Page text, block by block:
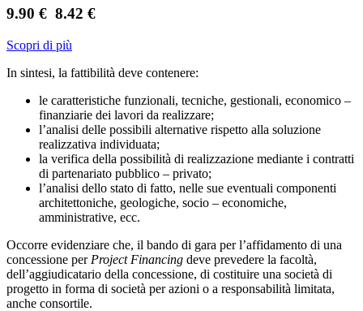
9.90 € 8.42 €
Scopri di più
In sintesi, la fattibilità deve contenere:
le caratteristiche funzionali, tecniche, gestionali, economico –
finanziarie dei lavori da realizzare;
l’analisi delle possibili alternative rispetto alla soluzione
realizzativa individuata;
la verifica della possibilità di realizzazione mediante i contratti
di partenariato pubblico – privato;
l’analisi dello stato di fatto, nelle sue eventuali componenti
architettoniche, geologiche, socio – economiche,
amministrative, ecc.
Occorre evidenziare che, il bando di gara per l’affidamento di una
concessione per Project Financing deve prevedere la facoltà,
dell’aggiudicatario della concessione, di costituire una società di
progetto in forma di società per azioni o a responsabilità limitata,
anche consortile.